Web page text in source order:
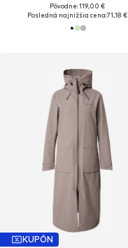
Pôvodne: 119,00 €
Posledná najnižšia cena:71,18 €
KUPÓN